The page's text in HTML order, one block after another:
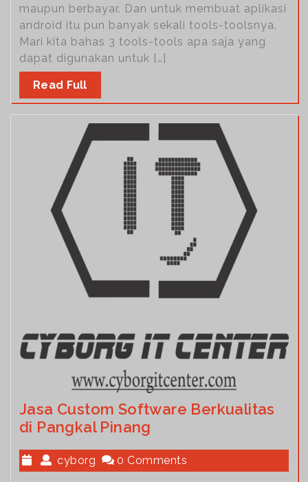
maupun berbayar. Dan untuk membuat aplikasi
android itu pun banyak sekali tools-toolsnya.
Mari kita bahas 3 tools-tools apa saja yang
dapat digunakan untuk […]
Read Full
Jasa Custom Software Berkualitas
di Pangkal Pinang
cyborg 0 Comments